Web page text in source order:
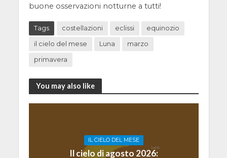
buone osservazioni notturne a tutti!
Tags costellazioni eclissi equinozio
il cielo del mese Luna marzo
primavera
You may also like
IL CIELO DEL MESE
Il cielo di agosto 2026: